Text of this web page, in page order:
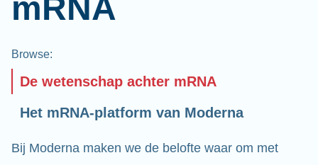
mRNA
Browse:
De wetenschap achter mRNA
Het mRNA-platform van Moderna
Bij Moderna maken we de belofte waar om met